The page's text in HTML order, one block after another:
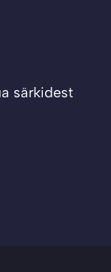
särkidest